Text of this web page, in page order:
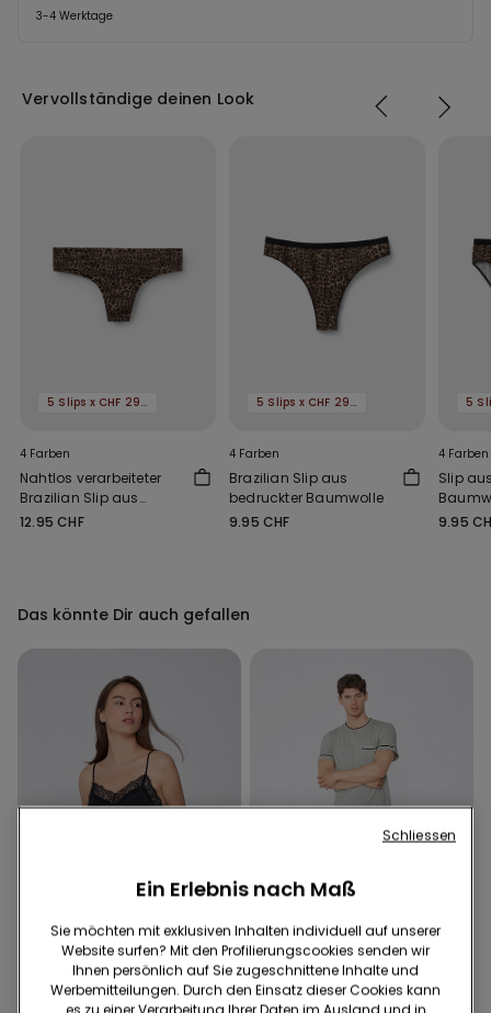
3-4 Werktage
Vervollständige deinen Look
5 Slips x CHF 29.90
4 Farben
Nahtlos verarbeiteter
Brazilian Slip aus
bedruckter Mikrofaser
12.95 CHF
5 Slips x CHF 29.90
4 Farben
Brazilian Slip aus
bedruckter Baumwolle
9.95 CHF
4 Farben
Slip
9.95
Das könnte Dir auch gefallen
-23%
Ein Erlebnis nach Maß
Sie möchten mit exklusiven Inhalten individuell auf unserer
Website surfen? Mit den Profilierungscookies senden wir
Ihnen persönlich auf Sie zugeschnittene Inhalte und
Werbemitteilungen. Durch den Einsatz dieser Cookies kann
es zu einer Verarbeitung Ihrer Daten im Ausland und in
Schliessen